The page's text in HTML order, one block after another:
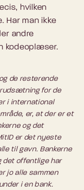
hvilken
Har man ikke
andre
kodeoplæser.
de resterende
for de
i international
er, at der er et
og det
er det nyeste
til gavn. Bankerne
det offentlige har
jo alle sammen
i en bank.